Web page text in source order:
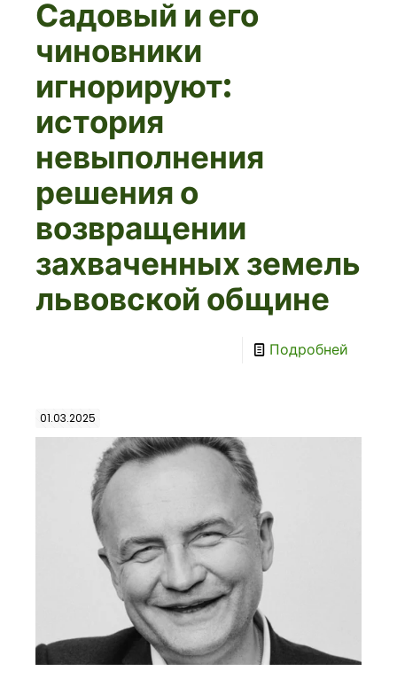
Садовый и его
чиновники
игнорируют:
история
невыполнения
решения о
возвращении
захваченных земель
львовской общине
Подробней
01.03.2025